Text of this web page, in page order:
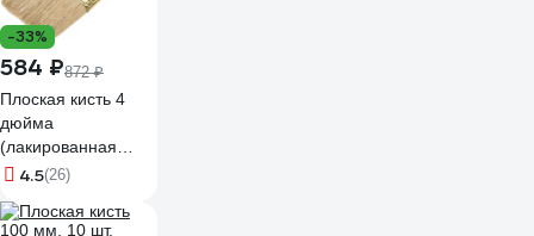
-33%
584 ₽872 ₽
Плоская кисть 4
дюйма
(лакированная
деревянная ручка,
щетина, для
4.5(26)